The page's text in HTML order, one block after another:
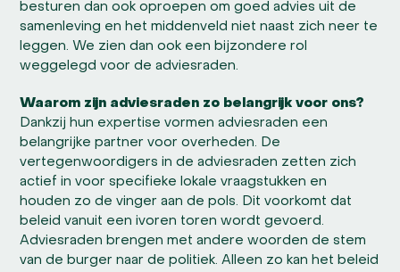
besturen dan ook oproepen om goed advies uit de
samenleving en het middenveld niet naast zich neer te
leggen. We zien dan ook een bijzondere rol
weggelegd voor de adviesraden.
Waarom zijn adviesraden zo belangrijk voor ons?
Dankzij hun expertise vormen adviesraden een
belangrijke partner voor overheden. De
vertegenwoordigers in de adviesraden zetten zich
actief in voor specifieke lokale vraagstukken en
houden zo de vinger aan de pols. Dit voorkomt dat
beleid vanuit een ivoren toren wordt gevoerd.
Adviesraden brengen met andere woorden de stem
van de burger naar de politiek. Alleen zo kan het beleid